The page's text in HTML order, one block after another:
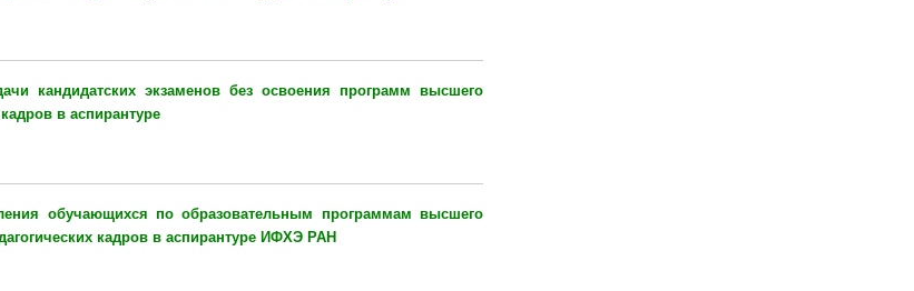
кандидатских экзаменов без освоения программ высшего
в аспирантуре
обучающихся по образовательным программам высшего
кадров в аспирантуре ИФХЭ РАН